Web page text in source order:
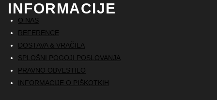
INFORMACIJE
O NAS
REFERENCE
DOSTAVA & VRAČILA
SPLOŠNI POGOJI POSLOVANJA
PRAVNO OBVESTILO
INFORMACIJE O PIŠKOTKIH